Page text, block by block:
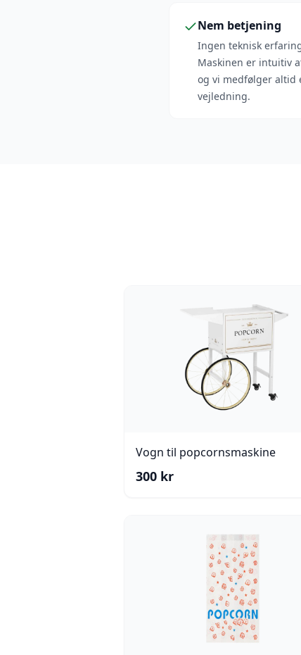
Nem betjening
Ingen teknisk
Maskinen er intuitiv
og vi medfølger altid
vejledning.
Vogn til popcornsmaskine
300 kr